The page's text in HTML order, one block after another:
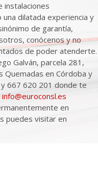
instalaciones
dilatada experiencia y
de garantía,
conócenos y no
de poder atenderte.
Galván, parcela 281,
Quemadas en Córdoba y
667 620 201 donde te
info@euroconsl.es
en
puedes visitar en